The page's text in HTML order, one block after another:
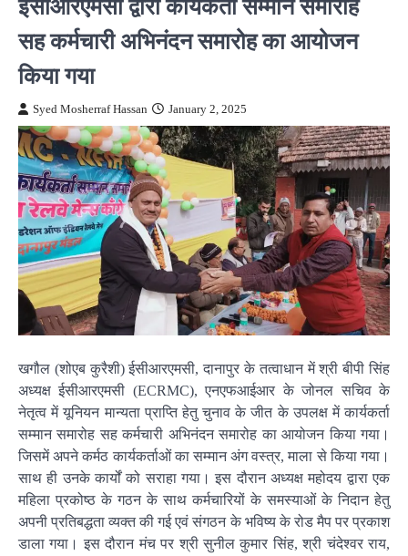
सह कर्मचारी अभिनंदन समारोह का आयोजन
किया गया
Syed Mosherraf Hassan January 2, 2025
खगौल (शोएब कुरैशी) ईसीआरएमसी, दानापुर के तत्वाधान में श्री बीपी सिंह
अध्यक्ष ईसीआरएमसी (ECRMC), एनएफआईआर के जोनल सचिव के
नेतृत्व में यूनियन मान्यता प्राप्ति हेतु चुनाव के जीत के उपलक्ष में कार्यकर्ता
सम्मान समारोह सह कर्मचारी अभिनंदन समारोह का आयोजन किया गया।
जिसमें अपने कर्मठ कार्यकर्ताओं का सम्मान अंग वस्त्र, माला से किया गया।
साथ ही उनके कार्यों को सराहा गया। इस दौरान अध्यक्ष महोदय द्वारा एक
महिला प्रकोष्ठ के गठन के साथ कर्मचारियों के समस्याओं के निदान हेतु
अपनी प्रतिबद्धता व्यक्त की गई एवं संगठन के भविष्य के रोड मैप पर प्रकाश
डाला गया। इस दौरान मंच पर श्री सुनील कुमार सिंह, श्री चंदेश्वर राय,